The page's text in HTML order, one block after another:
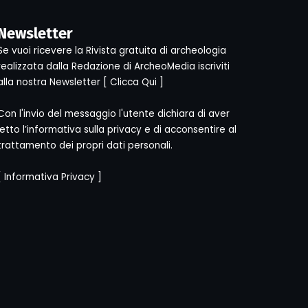
vuoi ricevere la Rivista gratuita di archeologia
dalla Redazione di ArcheoMedia iscriviti
nostra Newsletter [ Clicca Qui ]
l'invio del messaggio l'utente dichiara di aver
l’informativa sulla privacy e di acconsentire al
dei propri dati personali.
Informativa Privacy]